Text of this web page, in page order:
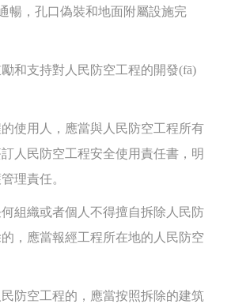
，孔口偽裝和地面附屬設施完
支持對人民防空工程的開發(fā)
用人，應當與人民防空工程所有
人民防空工程安全使用責任書，明
理責任。
織或者個人不得擅自拆除人民防
的，應當報經工程所在地的人民防空
空工程的，應當按照拆除的建筑